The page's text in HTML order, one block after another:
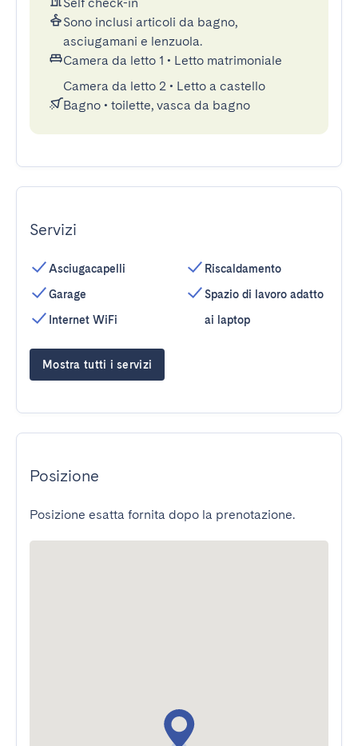
Sono inclusi articoli da bagno,
asciugamani e lenzuola.
Camera da letto 1 • Letto matrimoniale
Camera da letto 2 • Letto a castello
Bagno • toilette, vasca da bagno
Servizi
Asciugacapelli
Garage
Internet WiFi
Riscaldamento
Spazio di lavoro adatto
ai laptop
Mostra tutti i servizi
Posizione
Posizione esatta fornita dopo la prenotazione.